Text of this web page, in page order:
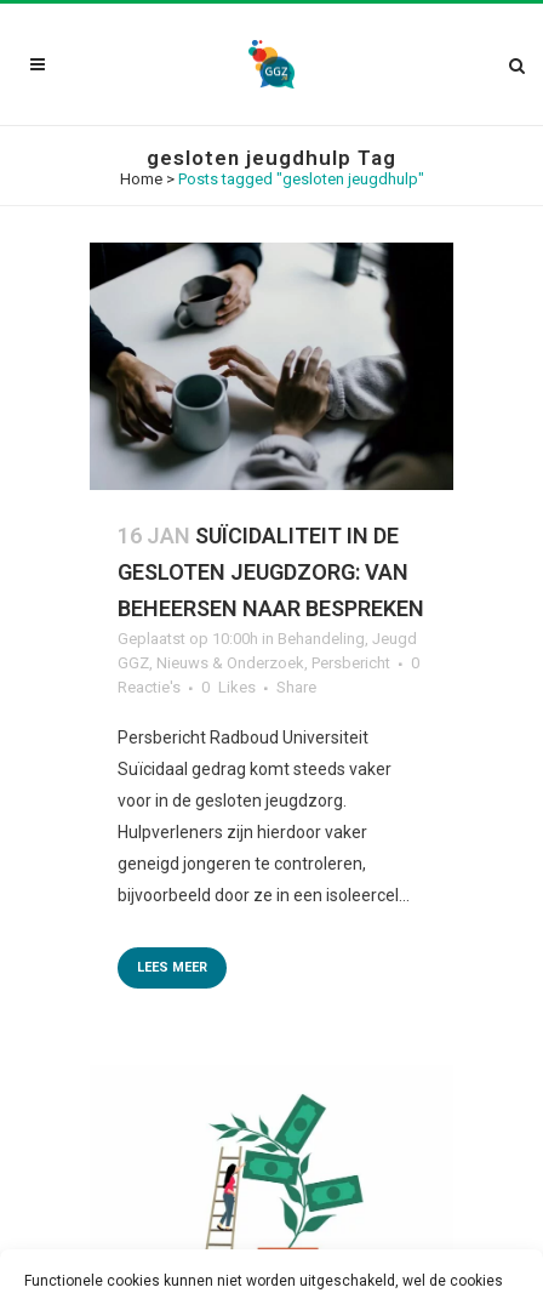
Functionele cookies kunnen niet worden uitgeschakeld, wel de cookies
gesloten jeugdhulp Tag
Home> Posts tagged "gesloten jeugdhulp"
16 JAN SUÏCIDALITEIT IN DE
GESLOTEN JEUGDZORG: VAN
BEHEERSEN NAAR BESPREKEN
Geplaatst op 10:00h in Behandeling, Jeugd
GGZ, Nieuws & Onderzoek, Persbericht
0
Reactie's
0 Likes Share
Persbericht Radboud Universiteit
Suïcidaal gedrag komt steeds vaker
voor in de gesloten jeugdzorg.
Hulpverleners zijn hierdoor vaker
geneigd jongeren te controleren,
bijvoorbeeld door ze in een isoleercel...
LEES MEER